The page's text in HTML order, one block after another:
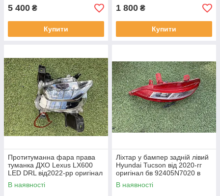
5 400 ₴
Купити
1 800 ₴
Купити
Протитуманна фара права
туманка ДХО Lexus LX600
LED DRL від2022-рр оригінал
бв відсутнє одно кріплення
В наявності
Ліхтар у бампер задній лівий
Hyundai Tucson від 2020-гг
оригінал бв 92405N7020 в
нормальному стані
В наявності